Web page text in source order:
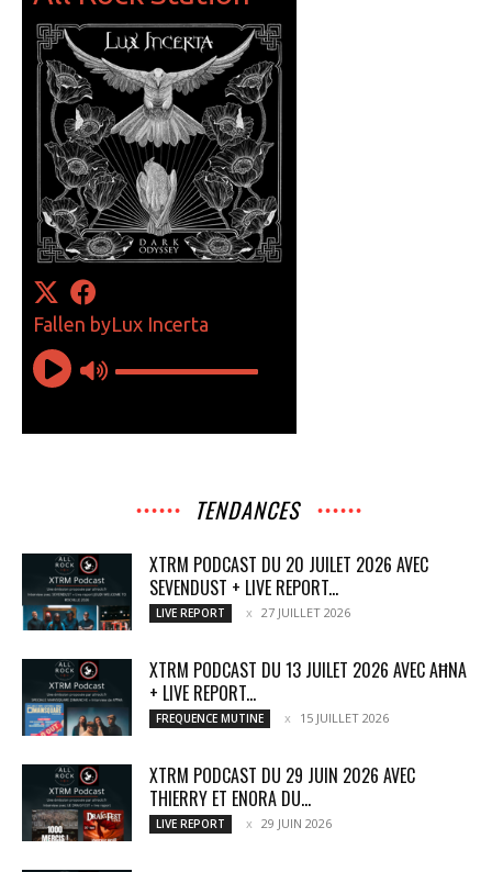
TENDANCES
XTRM PODCAST DU 20 JUILET 2026 AVEC
SEVENDUST + LIVE REPORT...
LIVE REPORT 27 JUILLET 2026
XTRM PODCAST DU 13 JUILET 2026 AVEC AĦNA
+ LIVE REPORT...
FREQUENCE MUTINE 15 JUILLET 2026
XTRM PODCAST DU 29 JUIN 2026 AVEC
THIERRY ET ENORA DU...
LIVE REPORT 29 JUIN 2026